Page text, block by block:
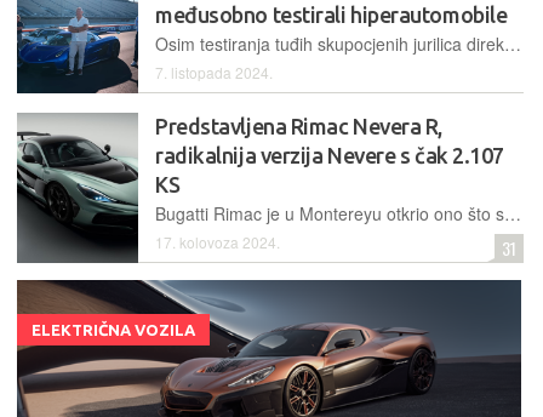
međusobno testirali hiperautomobile
Osim testiranja tuđih skupocjenih jurilica direktori poznatih svjetskih autokompanija sjeli su i porazgovarali o njihovoj budućnosti, tehnologijama i planovima
7. listopada 2024.
Predstavljena Rimac Nevera R,
radikalnija verzija Nevere s čak 2.107
KS
Bugatti Rimac je u Montereyu otkrio ono što su pomalo najavljivali proteklih dana – dizajnerski i karakterom agresivnijeg "blizanca" Nevere, hiperautomobil još naprednijih karakteristika i veće snage
17. kolovoza 2024. 31
ELEKTRIČNA VOZILA